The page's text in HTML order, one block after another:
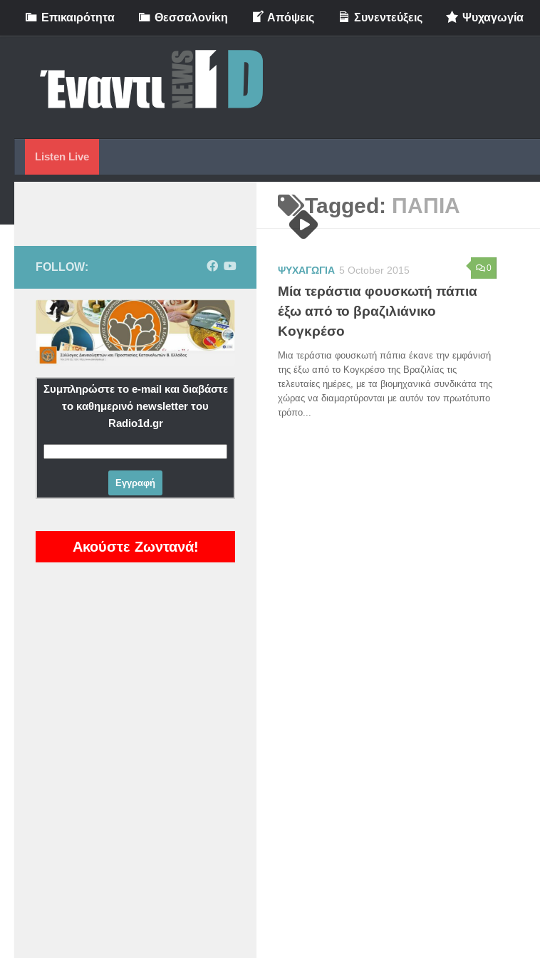
Skip to content
Eπικαιρότητα Θεσσαλονίκη Απόψεις Συνεντεύξεις Ψυχαγωγία
Listen Live
Tagged: ΠΑΠΙΑ
0
ΨΥΧΑΓΩΓΙΑ 5 October 2015
Μία τεράστια φουσκωτή πάπια
έξω από το βραζιλιάνικο
Κογκρέσο
Μια τεράστια φουσκωτή πάπια έκανε την εμφάνισή
της έξω από το Κογκρέσο της Βραζιλίας τις
τελευταίες ημέρες, με τα βιομηχανικά συνδικάτα της
χώρας να διαμαρτύρονται με αυτόν τον πρωτότυπο
τρόπο...
FOLLOW:
Συμπληρώστε το e-mail και διαβάστε
το καθημερινό newsletter του
Radio1d.gr
Ακούστε Ζωντανά!